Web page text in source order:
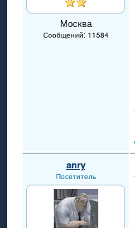
Москва
Сообщений: 11584
anry
Посетитель